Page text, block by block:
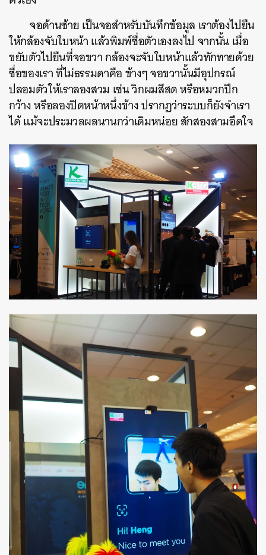
จอด้านซ้าย เป็นจอสำหรับบันทึกข้อมูล เราต้องไปยืน
ให้กล้องจับใบหน้า แล้วพิมพ์ชื่อตัวเองลงไป จากนั้น เมื่อ
ขยับตัวไปยืนที่จอขวา กล้องจะจับใบหน้าแล้วทักทายด้วย
ชื่อของเรา ที่ไม่ธรรมดาคือ ข้างๆ จอขวานั้นมีอุปกรณ์
ปลอมตัวให้เราลองสวม เช่น วิกผมสีสด หรือหมวกปีก
กว้าง หรือลองปิดหน้าหนึ่งข้าง ปรากฏว่าระบบก็ยังจำเรา
ได้ แม้จะประมวลผลนานกว่าเดิมหน่อย สักสองสามอึดใจ